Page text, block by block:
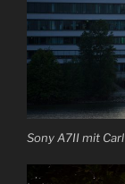
Sony A7II mit